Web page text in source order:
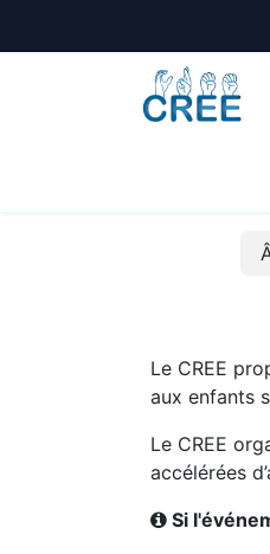
Le CREE
aux enfants
Le CREE
accélérées
Si